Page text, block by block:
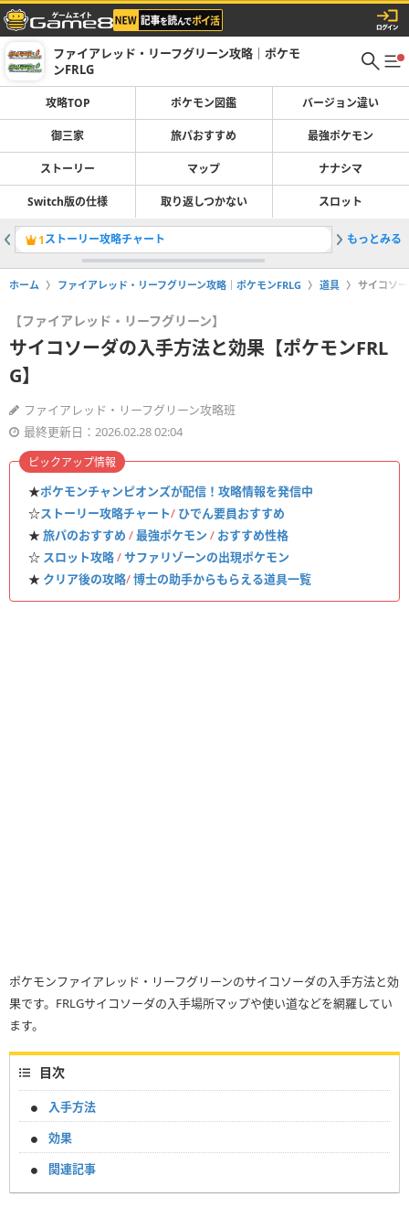
ファイアレッド・リーフグリーン攻略｜ポケモ
ンFRLG
攻略TOP ポケモン図鑑 バージョン違い
御三家 旅パおすすめ 最強ポケモン
ストーリー マップ ナナシマ
Switch版の仕様 取り返しつかない スロット
1ストーリー攻略チャート 2旅パの
もっとみる
ホーム ファイアレッド・リーフグリーン攻略｜ポケモンFRLG 道具 サイコソ
【ファイアレッド・リーフグリーン】
サイコソーダの入手方法と効果【ポケモンFRL
G】
ファイアレッド・リーフグリーン攻略班
最終更新日：2026.02.28 02:04
★ポケモンチャンピオンズが配信！攻略情報を発信中
☆ストーリー攻略チャート/ ひでん要員おすすめ
★旅パのおすすめ /最強ポケモン / おすすめ性格
☆ スロット攻略/サファリゾーンの出現ポケモン
★ クリア後の攻略/博士の助手からもらえる道具一覧
ピックアップ情報
ポケモンファイアレッド・リーフグリーンのサイコソーダの入手方法と効
果です。FRLGサイコソーダの入手場所マップや使い道などを網羅してい
ます。
目次
入手方法
効果
関連記事